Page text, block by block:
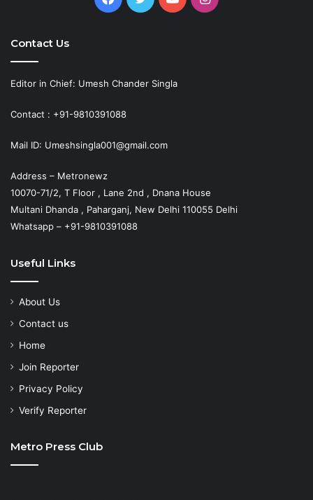
Contact Us
Editor in Chief: Umesh Chander Singla
Contact : +91-9810391088
Mail ID: Umeshsingla001@gmail.com
Address – Metronewz
10070-71/2, T Floor , Lane 2nd , Dnana House
Multani Dhanda , Paharganj, New Delhi 110055 Delhi
Whatsapp – +91-9810391088
Useful Links
About Us
Contact us
Home
Join Reporter
Privacy Policy
Verify Reporter
Metro Press Club